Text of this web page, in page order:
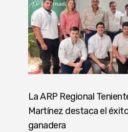
La ARP Regional
Martínez destaca el
ganadera